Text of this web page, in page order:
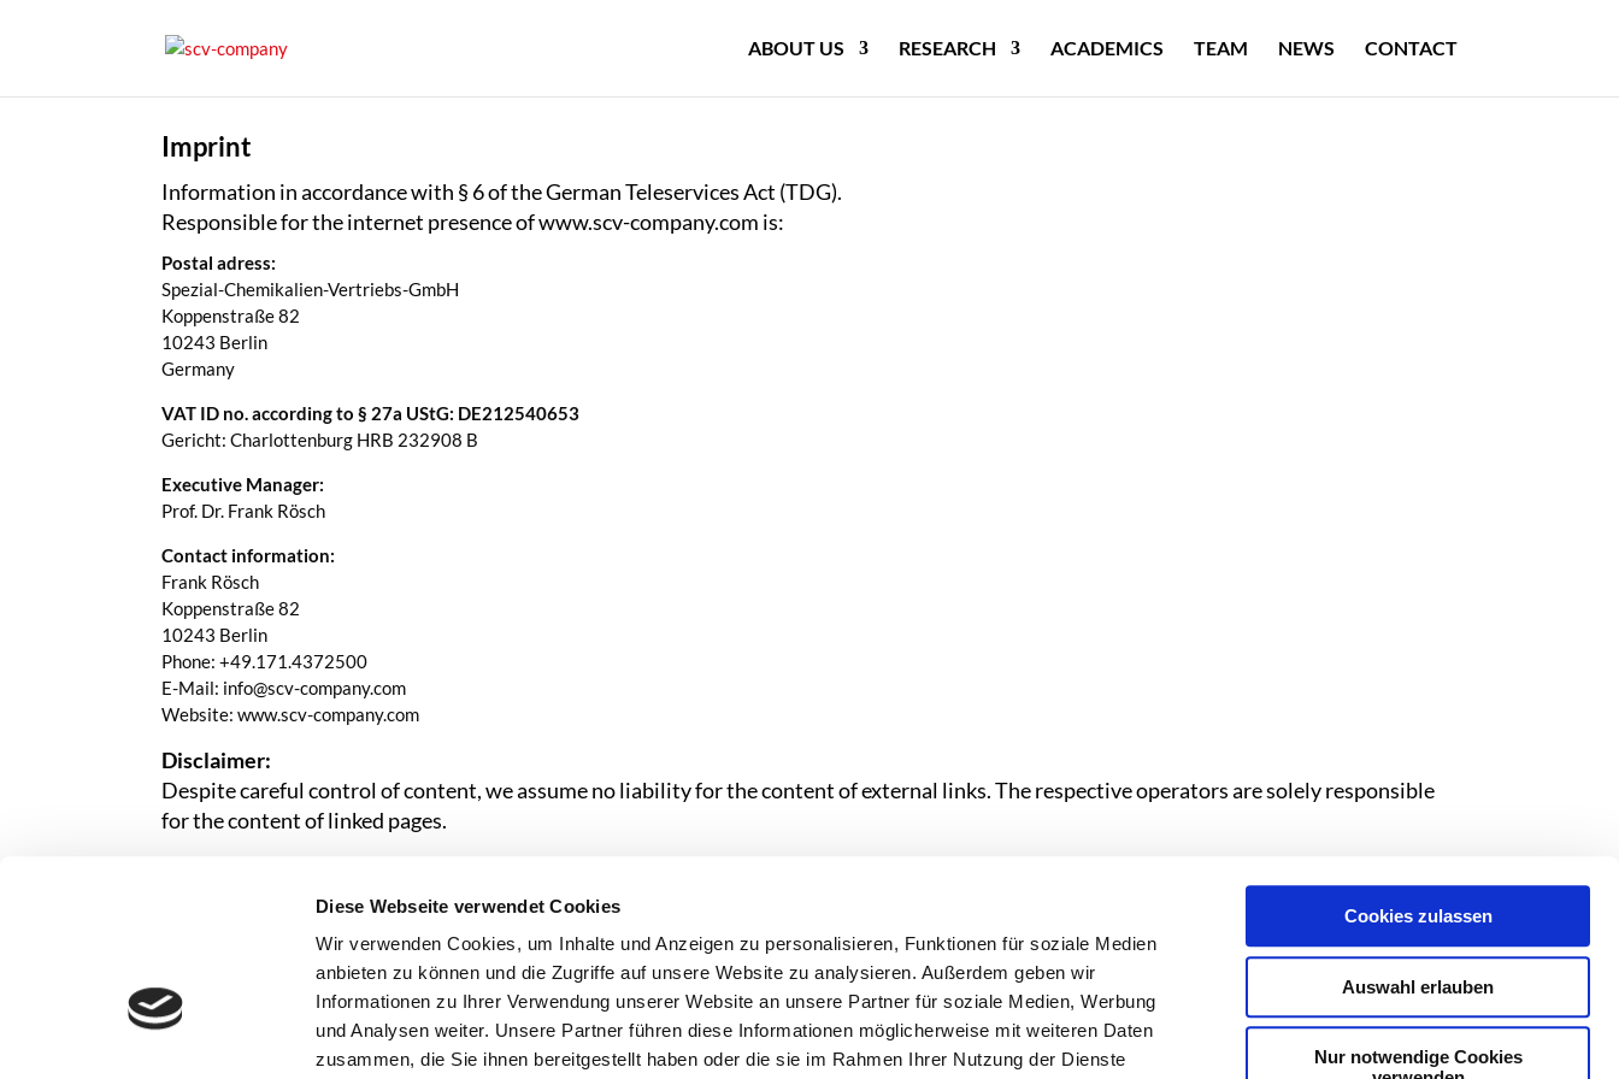
Diese Webseite verwendet Cookies
Wir verwenden Cookies, um Inhalte und Anzeigen zu personalisieren, Funktionen für soziale Medien
anbieten zu können und die Zugriffe auf unsere Website zu analysieren. Außerdem geben wir
Informationen zu Ihrer Verwendung unserer Website an unsere Partner für soziale Medien, Werbung
und Analysen weiter. Unsere Partner führen diese Informationen möglicherweise mit weiteren Daten
zusammen, die Sie ihnen bereitgestellt haben oder die sie im Rahmen Ihrer Nutzung der Dienste
Cookies zulassen
Auswahl erlauben
Nur notwendige Cookies
ABOUT US RESEARCH ACADEMICS TEAM NEWS CONTACT
Imprint
Information in accordance with § 6 of the German Teleservices Act (TDG).
Responsible for the internet presence of www.scv-company.com is:
Postal adress:
Spezial-Chemikalien-Vertriebs-GmbH
Koppenstraße 82
10243 Berlin
Germany
VAT ID no. according to § 27a UStG: DE212540653
Gericht: Charlottenburg HRB 232908 B
Executive Manager:
Prof. Dr. Frank Rösch
Contact information:
Frank Rösch
Koppenstraße 82
10243 Berlin
Phone: +49.171.4372500
E-Mail: info@scv-company.com
Website:​ www.scv-company.com
Disclaimer:
Despite careful control of content, we assume no liability for the content of external links. The respective operators are solely responsible
for the content of linked pages.
Frank Rösch, contact information above
RESEARCH ACADEMICS TEAM NEWS CONTACT